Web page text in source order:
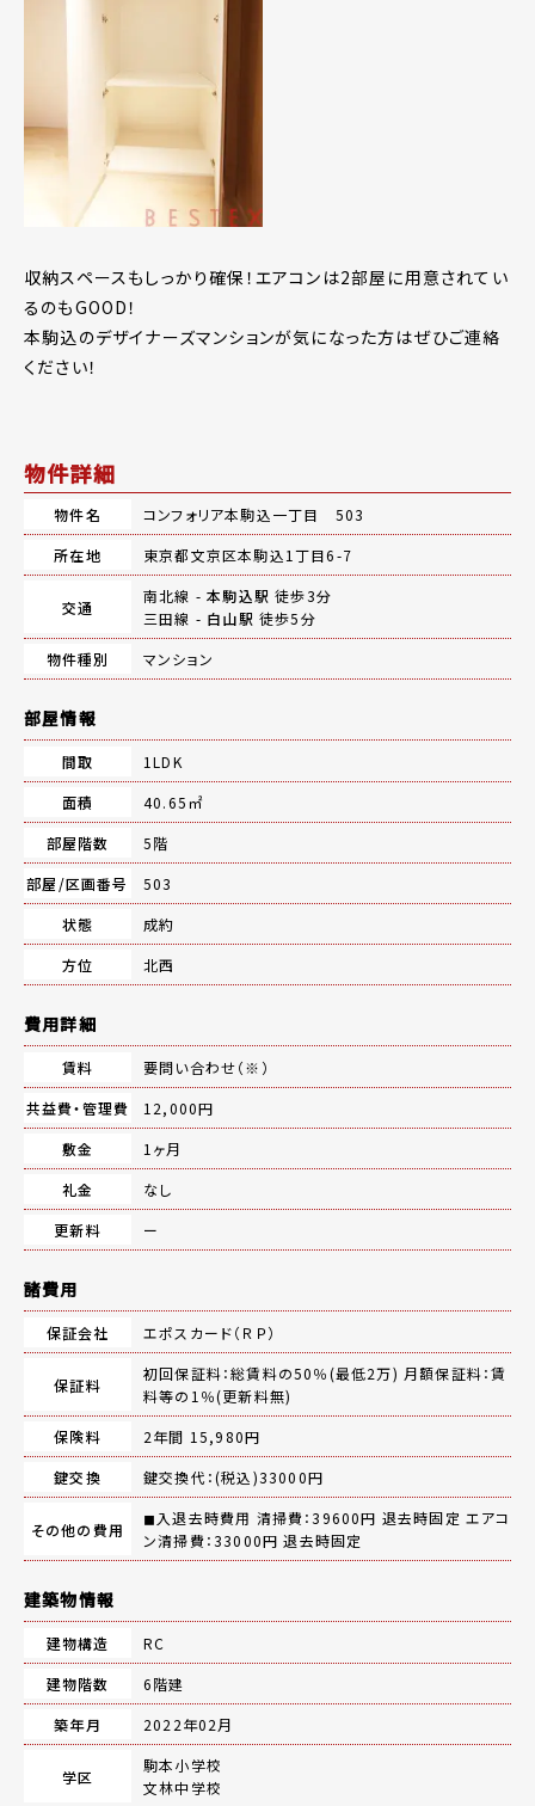
収納スペースもしっかり確保！エアコンは2部屋に用意されてい
るのもGOOD！
本駒込のデザイナーズマンションが気になった方はぜひご連絡
ください！
物件詳細
物件名
コンフォリア本駒込一丁目 503
所在地
東京都文京区本駒込1丁目6-7
交通
南北線 -本駒込駅 徒歩3分
三田線 - 白山駅 徒歩5分
物件種別
マンション
部屋情報
間取
1LDK
面積
40.65㎡
部屋階数
5階
部屋/区画番号
503
状態
成約
方位
北西
費用詳細
賃料
要問い合わせ（※）
共益費・管理費
12,000円
敷金
1ヶ月
礼金
なし
更新料
ー
諸費用
保証会社 エポスカード（ＲＰ）
保証料
初回保証料：総賃料の50％(最低2万) 月額保証料：賃
料等の1％(更新料無)
保険料
2年間 15,980円
鍵交換
鍵交換代：(税込)33000円
その他の費用
◼︎入退去時費用 清掃費：39600円 退去時固定 エアコ
ン清掃費：33000円 退去時固定
建築物情報
建物構造
RC
建物階数
6階建
築年月
2022年02月
学区
駒本小学校
文林中学校